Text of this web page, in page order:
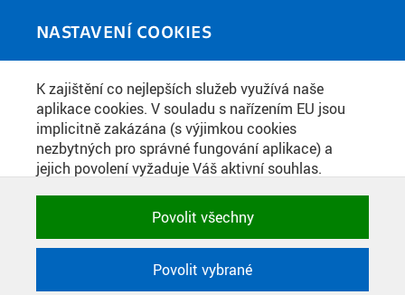
NASTAVENÍ COOKIES
K zajištění co nejlepších služeb využívá naše
aplikace cookies. V souladu s nařízením EU jsou
implicitně zakázána (s výjimkou cookies
nezbytných pro správné fungování aplikace) a
jejich povolení vyžaduje Váš aktivní souhlas.
zakázat, případně vybrat a povolit cookies podle
kategorie. Svoje rozhodnutí můžete samozřejmě
kdykoli změnit.
Povolit všechny
Povolit vybrané
MEDIATÉKA
You are here
Home Fotografie
DRUHÉ KOLO ROBOSOUTĚŽE PRO
2. STUPEŇ ZŠ A ODPOVÍDAJÍCÍCH
TŘÍD VÍCELETÝCH GYMNÁZIÍ 2024
DIAPOZITIVY DLAŽDICE
CIHLY